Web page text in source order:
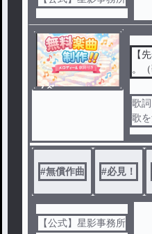
ノベ
【
。
歌
歌
っ
#無償作曲 #必見！
【公式】星影事務所